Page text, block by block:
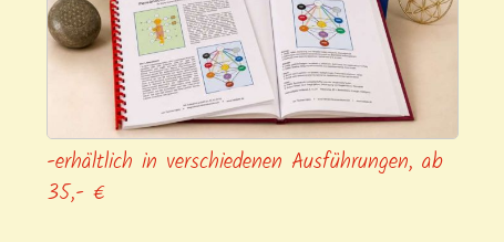
-erhältlich in verschiedenen Ausführungen, ab
35,- €